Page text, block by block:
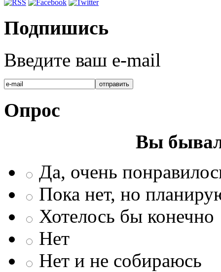
Подпишись
Введите ваш e-mail
Опрос
Вы
Да, очень
Пока нет, но
Хотелось бы конечно
Нет
Нет и не собираюсь